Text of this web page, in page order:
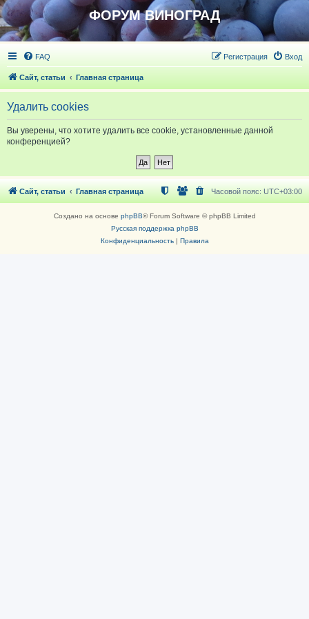
ФОРУМ ВИНОГРАД
FAQ Вход
Регистрация
Сайт, статьи Главная страница
Удалить cookies
Вы уверены, что хотите удалить все cookie, установленные данной
конференцией?
Сайт, статьи Главная страница Часовой пояс: UTC+03:00
Создано на основе phpBB® Forum Software © phpBB Limited
Русская поддержка phpBB
Конфиденциальность| Правила